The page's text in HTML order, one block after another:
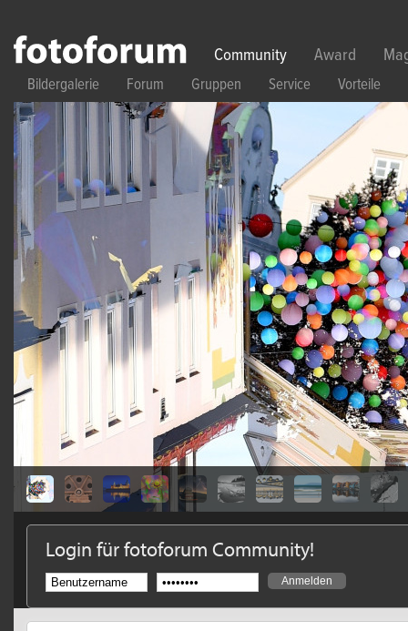
Community Award
Bildergalerie Forum Gruppen Service Vorteile
Login für fotoforum Community!